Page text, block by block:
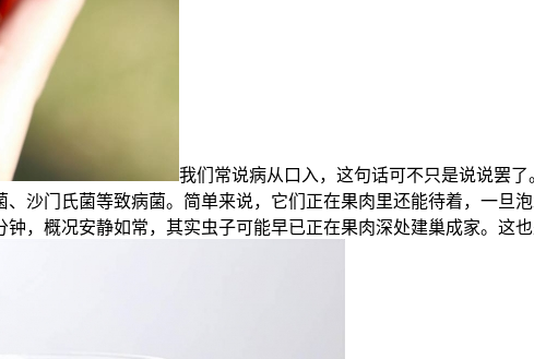
我们常说病从口入，这句话可不只是说说罢
沙门氏菌等致病菌。简单来说，它们正在果肉里还能待着，一旦
，概况安静如常，其实虫子可能早已正在果肉深处建巢成家。这